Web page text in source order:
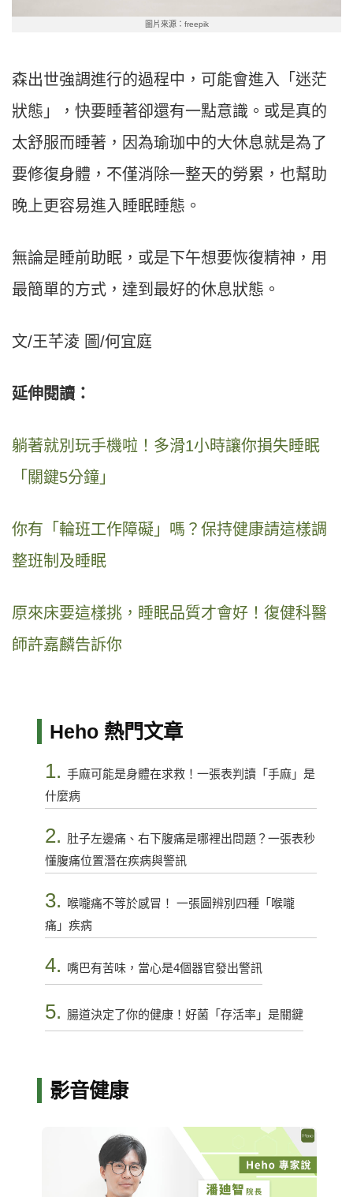
圖片來源：freepik
森出世強調進行的過程中，可能會進入「迷茫
狀態」，快要睡著卻還有一點意識。或是真的
太舒服而睡著，因為瑜珈中的大休息就是為了
要修復身體，不僅消除一整天的勞累，也幫助
晚上更容易進入睡眠睡態。
無論是睡前助眠，或是下午想要恢復精神，用
最簡單的方式，達到最好的休息狀態。
文/王芊淩 圖/何宜庭
延伸閱讀：
躺著就別玩手機啦！多滑1小時讓你損失睡眠
「關鍵5分鐘」
你有「輪班工作障礙」嗎？保持健康請這樣調
整班制及睡眠
原來床要這樣挑，睡眠品質才會好！復健科醫
師許嘉麟告訴你
Heho 熱門文章
1. 手麻可能是身體在求救！一張表判讀「手麻」是
什麼病
2. 肚子左邊痛、右下腹痛是哪裡出問題？一張表秒
懂腹痛位置潛在疾病與警訊
3. 喉嚨痛不等於感冒！ 一張圖辨別四種「喉嚨
痛」疾病
4. 嘴巴有苦味，當心是4個器官發出警訊
5. 腸道決定了你的健康！好菌「存活率」是關鍵
影音健康